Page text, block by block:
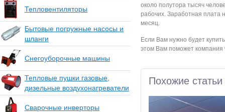
Тепловентиляторы
Бытовые погружные насосы и
шланги
Снегоуборочные машины
Тепловые пушки газовые,
дизельные воздухонагреватели
Сварочные инверторы
около полутора тысяч
рабочих. Заработная плата
месяц.
Если Вам нужно будет
этом Вам поможет компания
Похожие статьи